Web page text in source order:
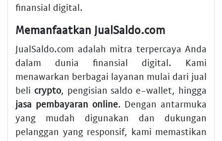
finansial digital.
Memanfaatkan JualSaldo.com
JualSaldo.com adalah mitra terpercaya Anda
dalam dunia finansial digital. Kami
menawarkan berbagai layanan mulai dari jual
beli crypto, pengisian saldo e-wallet, hingga
jasa pembayaran online. Dengan antarmuka
yang mudah digunakan dan dukungan
pelanggan yang responsif, kami memastikan